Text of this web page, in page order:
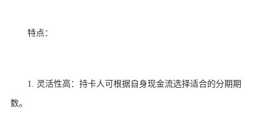
特点：
1. 灵活性高：持卡人可根据自身现金流选择适合的分期期
数。